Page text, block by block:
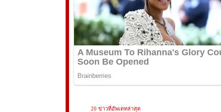
20 ข่าวที่อัพเดทล่าสุด